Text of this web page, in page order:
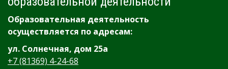
Образовательная деятельность
осуществляется по адресам:
ул. Солнечная, дом 25а
+7 (81369) 4-24-68